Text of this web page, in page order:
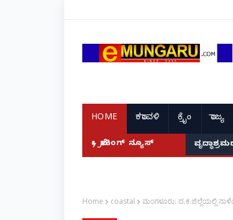
HOME ಕರಾವಳಿ ಕ್ರೈಂ ರಾಜ್ಯ
ಬ್ರೇಕಿಂಗ್ ನ್ಯೂಸ್
Home coastal ಮಂಗಳೂರು: ದ.ಕ.ಜಿಲ್ಲೆಯಲ್ಲಿ